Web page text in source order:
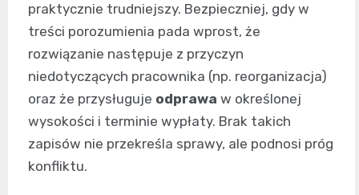
praktycznie trudniejszy. Bezpieczniej, gdy w
treści porozumienia pada wprost, że
rozwiązanie następuje z przyczyn
niedotyczących pracownika (np. reorganizacja)
oraz że przysługuje odprawa w określonej
wysokości i terminie wypłaty. Brak takich
zapisów nie przekreśla sprawy, ale podnosi próg
konfliktu.